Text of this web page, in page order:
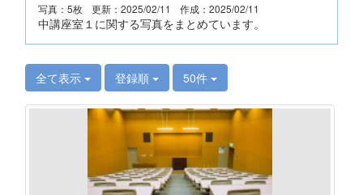
写真：5枚 更新：2025/02/11 作成：2025/02/11
中講座室１に関する写真をまとめています。
全て表示 登録順 50件